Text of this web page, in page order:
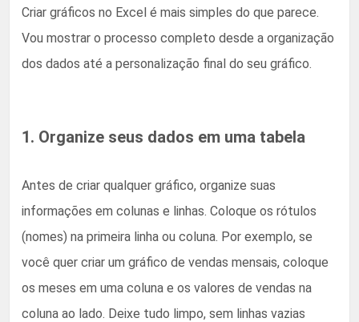
Criar gráficos no Excel é mais simples do que parece.
Vou mostrar o processo completo desde a organização
dos dados até a personalização final do seu gráfico.
1. Organize seus dados em uma tabela
Antes de criar qualquer gráfico, organize suas
informações em colunas e linhas. Coloque os rótulos
(nomes) na primeira linha ou coluna. Por exemplo, se
você quer criar um gráfico de vendas mensais, coloque
os meses em uma coluna e os valores de vendas na
coluna ao lado. Deixe tudo limpo, sem linhas vazias